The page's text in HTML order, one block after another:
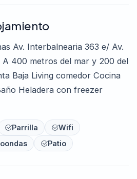
Av. Interbalnearia 363 e/ Av.
A 400 metros del mar y 200 del
Baja Living comedor Cocina
Heladera con freezer
Parrilla
Wifi
Patio